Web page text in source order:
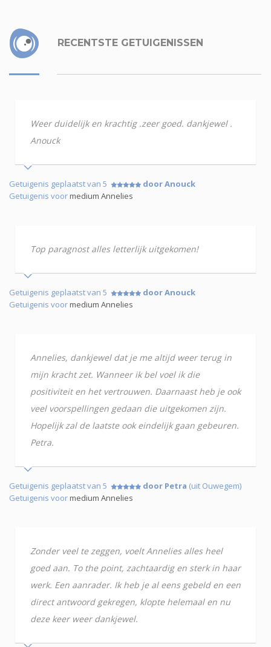
RECENTSTE GETUIGENISSEN
Weer duidelijk en krachtig .zeer goed. dankjewel .
Anouck
Getuigenis geplaatst van 5
door Anouck
Getuigenis voormedium Annelies
Top paragnost alles letterlijk uitgekomen!
Getuigenis geplaatst van 5
door Anouck
Getuigenis voormedium Annelies
Annelies, dankjewel dat je me altijd weer terug in
mijn kracht zet. Wanneer ik bel voel ik die
positiviteit en het vertrouwen. Daarnaast heb je ook
veel voorspellingen gedaan die uitgekomen zijn.
Hopelijk zal de laatste ook eindelijk gaan gebeuren.
Petra.
Getuigenis geplaatst van 5 door Petra (uit Ouwegem)
Getuigenis voormedium Annelies
Zonder veel te zeggen, voelt Annelies alles heel
goed aan. To the point, zachtaardig en sterk in haar
werk. Een aanrader. Ik heb je al eens gebeld en een
direct antwoord gekregen, klopte helemaal en nu
deze keer weer dankjewel.